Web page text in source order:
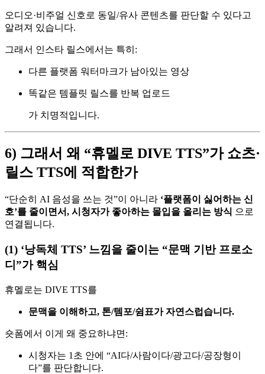
오디오·비주얼 신호로 동일/유사 콘텐츠를 판단할 수 있다고
알려져 있습니다.
그래서 인스타 릴스에서는 특히:
다른 플랫폼 워터마크가 남아있는 영상
똑같은 템플릿 릴스를 반복 업로드
가 치명적입니다.
6) 그래서 왜 “휴멜로 DIVE TTS”가 쇼츠·
릴스 TTS에 적합한가
“단순히 AI 음성을 쓰는 것”이 아니라 ‘플랫폼이 싫어하는 신
호’를 줄이면서, 시청자가 좋아하는 몰입을 올리는 방식 으로
연결됩니다.
(1) ‘낭독체 TTS’ 느낌을 줄이는 “문맥 기반 프로소
디”가 핵심
휴멜로는 DIVE TTS를
문맥을 이해하고, 톤/템포/쉼표가 자연스럽습니다.
숏폼에서 이게 왜 중요하냐면:
시청자는 1초 안에 “AI다/사람이다/광고다/공장형이
다”를 판단합니다.